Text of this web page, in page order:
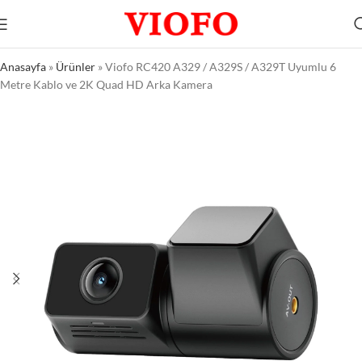
Anasayfa » Ürünler »Viofo RC420 A329 / A329S / A329T Uyumlu 6
Metre Kablo ve 2K Quad HD Arka Kamera